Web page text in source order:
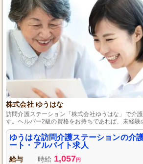
株式会社 ゆうはな
訪問介護ステーション「株式会社ゆうはな」で介
す。ヘルパー2級の資格をお持ちであれば、未経験
数や時間は相談可能で、空き時間を有効に活用で
る丁寧な指導で、ブランクがある方も安心して働
また、将来を見据えた正社員登用制度もあるため
ながら働くことができます。
ゆうはな訪問介護ステーションの介
ート・アルバイト求人
給与 時給 1,057円